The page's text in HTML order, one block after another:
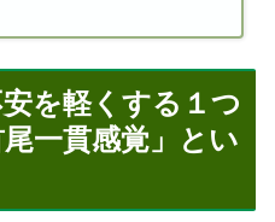
を軽くする１つ
一貫感覚」とい